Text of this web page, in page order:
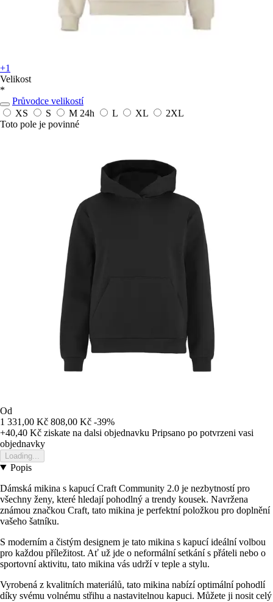
+1
Velikost
*
Průvodce velikostí
XS
S M 24h L XL
2XL
Toto pole je povinné
Od
1 331,00 Kč 808,00 Kč -39%
+40,40 Kč ziskate na dalsi objednavku Pripsano po potvrzeni vasi
objednavky
Loading...
Popis
Dámská mikina s kapucí Craft Community 2.0 je nezbytností pro
všechny ženy, které hledají pohodlný a trendy kousek. Navržena
známou značkou Craft, tato mikina je perfektní položkou pro doplnění
vašeho šatníku.
S moderním a čistým designem je tato mikina s kapucí ideální volbou
pro každou příležitost. Ať už jde o neformální setkání s přáteli nebo o
sportovní aktivitu, tato mikina vás udrží v teple a stylu.
Vyrobená z kvalitních materiálů, tato mikina nabízí optimální pohodlí
díky svému volnému střihu a nastavitelnou kapuci. Můžete ji nosit celý